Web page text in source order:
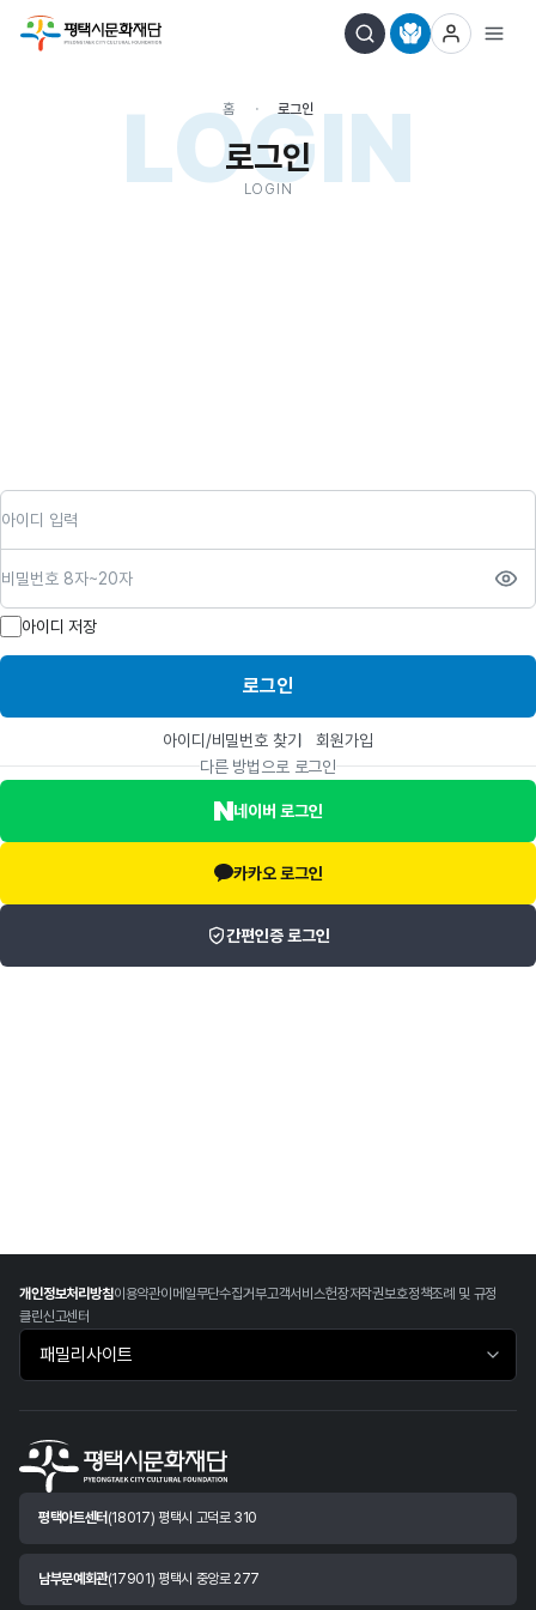
LOGIN
홈 로그인
로그인
LOGIN
아이디 저장
로그인
아이디/비밀번호 찾기
회원가입
다른 방법으로 로그인
네이버 로그인
카카오 로그인
간편인증 로그인
개인정보처리방침이용약관이메일무단수집거부고객서비스헌장저작권보호정책조례 및 규정
클린신고센터
패밀리사이트 바로가기
평택아트센터 (18017) 평택시 고덕로 310
남부문예회관(17901) 평택시 중앙로 277